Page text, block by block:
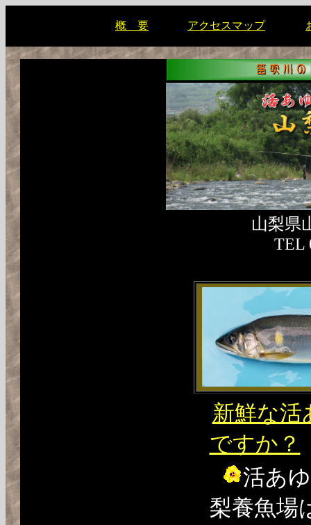
概 要 アクセスマップ
山梨県
TEL
新鮮な活
ですか？
活あ
梨養魚場